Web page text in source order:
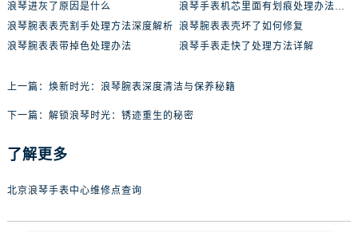
浪琴进灰了原因是什么
浪琴手表机芯里面有划痕处理办法推荐
浪琴腕表表壳割手处理方法深度解析 浪琴腕表表壳坏了如何修复
浪琴腕表表带掉色处理办法
浪琴手表走快了处理方法详解
上一篇： 焕新时光：浪琴腕表深度清洁与保养秘籍
下一篇： 解锁浪琴时光：锈迹重生的秘密
了解更多
北京浪琴手表中心维修点查询